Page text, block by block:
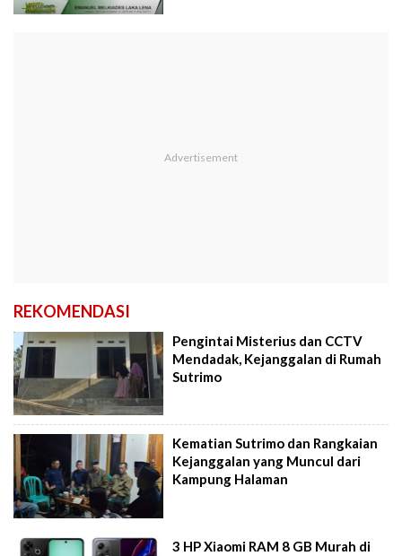
REKOMENDASI
Pengintai Misterius dan CCTV
Mendadak, Kejanggalan di Rumah
Sutrimo
Kematian Sutrimo dan Rangkaian
Kejanggalan yang Muncul dari
Kampung Halaman
3 HP Xiaomi RAM 8 GB Murah di